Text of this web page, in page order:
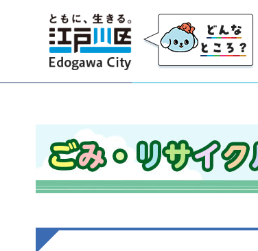
江戸川区
ごみ・リサイクル 限りのある資源を大